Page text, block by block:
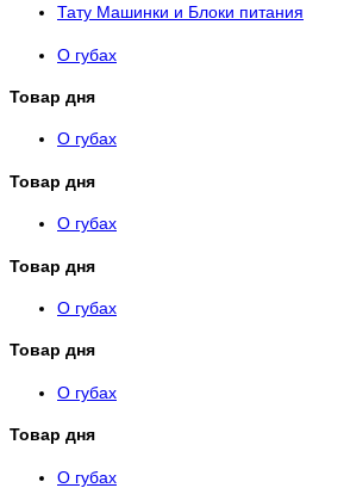
Тату Машинки и Блоки питания
О губах
Товар дня
О губах
Товар дня
О губах
Товар дня
О губах
Товар дня
О губах
Товар дня
О губах